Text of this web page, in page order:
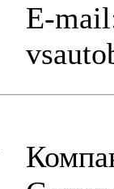
E-